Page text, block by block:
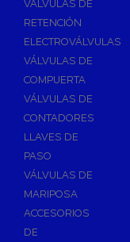
VÁLVULAS DE
RETENCIÓN
ELECTROVÁLVULAS
VÁLVULAS DE
COMPUERTA
VÁLVULAS DE
CONTADORES
LLAVES DE
PASO
VÁLVULAS DE
MARIPOSA
ACCESORIOS
DE